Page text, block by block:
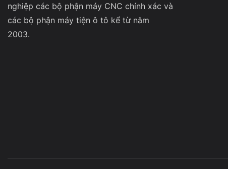
nghiệp các bộ phận máy CNC chính xác và
các bộ phận máy tiện ô tô kể từ năm
2003.